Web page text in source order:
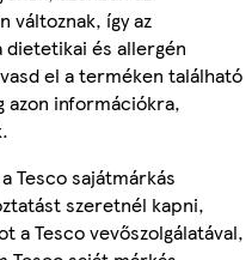
változnak, így az
dietetikai és allergén
el a terméken található
azon információkra,
Tesco sajátmárkás
szeretnél kapni,
a Tesco vevőszolgálatával,